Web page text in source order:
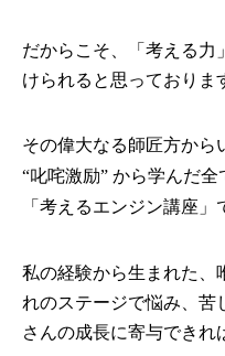
だからこそ、「考える力
けられると思っておりま
その偉大なる師匠方から
“叱咤激励” から学んだ
「考えるエンジン講座」
私の経験から生まれた、
れのステージで悩み、苦
さんの成長に寄与できれ